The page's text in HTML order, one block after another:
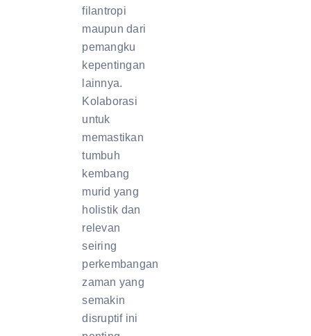
filantropi
maupun dari
pemangku
kepentingan
lainnya.
Kolaborasi
untuk
memastikan
tumbuh
kembang
murid yang
holistik dan
relevan
seiring
perkembangan
zaman yang
semakin
disruptif ini